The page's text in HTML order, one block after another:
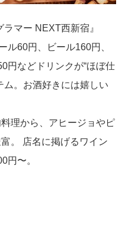
マー NEXT西新宿』
ル60円、ビール160円、
円などドリンクが“ほぼ仕
ム。お酒好きには嬉しい
理から、アヒージョやピ
。 店名に掲げるワイン
円〜。